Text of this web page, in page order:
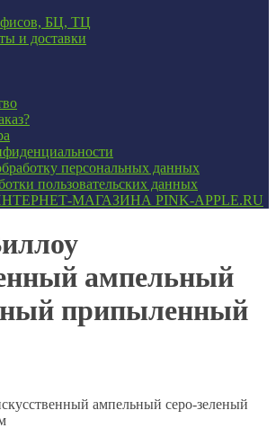
БЦ, ТЦ
и доставки
персональных данных
пользовательских данных
МАГАЗИНА PINK-APPLE.RU
ампельный
припыленный